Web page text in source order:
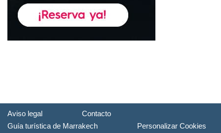
Aviso legal
Contacto
Guía turística de Marrakech
Personalizar Cookies